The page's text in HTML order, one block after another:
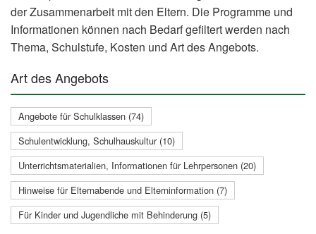
der Zusammenarbeit mit den Eltern. Die Programme und
Informationen können nach Bedarf gefiltert werden nach
Thema, Schulstufe, Kosten und Art des Angebots.
Art des Angebots
Angebote für Schulklassen (74)
Schulentwicklung, Schulhauskultur (10)
Unterrichtsmaterialien, Informationen für Lehrpersonen (20)
Hinweise für Elternabende und Elterninformation (7)
Für Kinder und Jugendliche mit Behinderung (5)